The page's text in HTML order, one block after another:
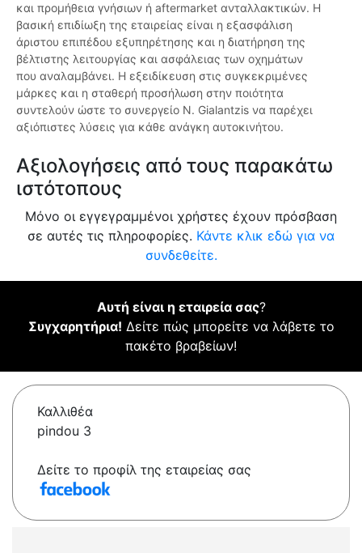
και προμήθεια γνήσιων ή aftermarket ανταλλακτικών. Η
βασική επιδίωξη της εταιρείας είναι η εξασφάλιση
άριστου επιπέδου εξυπηρέτησης και η διατήρηση της
βέλτιστης λειτουργίας και ασφάλειας των οχημάτων
που αναλαμβάνει. Η εξειδίκευση στις συγκεκριμένες
μάρκες και η σταθερή προσήλωση στην ποιότητα
συντελούν ώστε το συνεργείο N. Gialantzis να παρέχει
αξιόπιστες λύσεις για κάθε ανάγκη αυτοκινήτου.
Αξιολογήσεις από τους παρακάτω
ιστότοπους
Μόνο οι εγγεγραμμένοι χρήστες έχουν πρόσβαση
σε αυτές τις πληροφορίες. Κάντε κλικ εδώ για να
συνδεθείτε.
Αυτή είναι η εταιρεία σας?
Συγχαρητήρια! Δείτε πώς μπορείτε να λάβετε το
πακέτο βραβείων!
Καλλιθέα
pindou 3
Δείτε το προφίλ της εταιρείας σας